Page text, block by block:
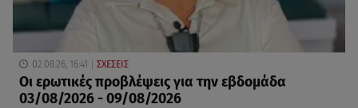
02.08.26, 16:41 ΣΧΕΣΕΙΣ
Οι ερωτικές προβλέψεις για την εβδομάδα
03/08/2026 - 09/08/2026